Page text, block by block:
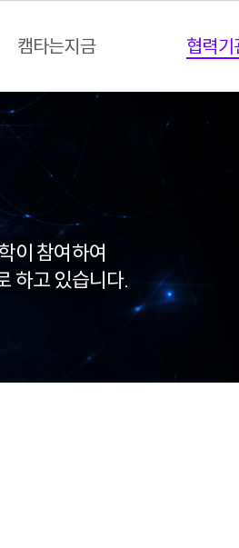
캠타는지금 협력기
이 참여하여
하고 있습니다.